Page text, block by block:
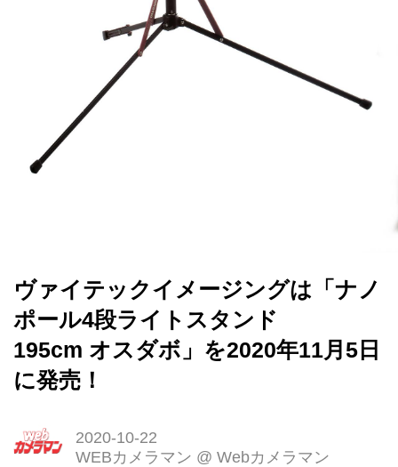
ヴァイテックイメージングは「ナノ
ポール4段ライトスタンド
195cm オスダボ」を2020年11月5日
に発売！
2020-10-22
WEBカメラマン @ Webカメラマン